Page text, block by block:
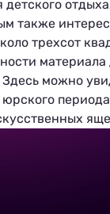
также
трехсот
можно